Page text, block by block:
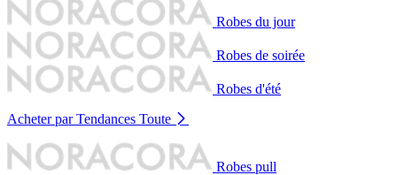
Robes du jour
Robes de soirée
Robes d'été
Acheter par Tendances Toute
Robes pull